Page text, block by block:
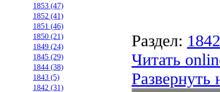
1853 (47)
1852 (41)
1851 (46)
1850 (21)
1849 (24)
1845 (29)
1844 (38)
1843 (5)
1842 (31)
Раздел: 1842
Читать
Развернуть